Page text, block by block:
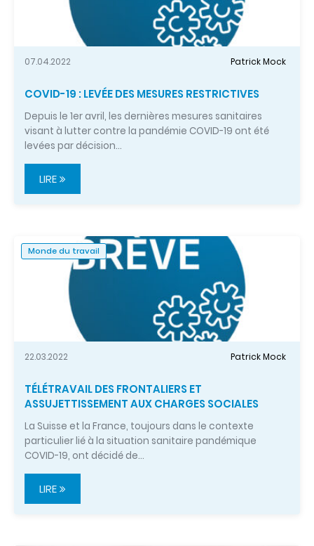
07.04.2022 Patrick Mock
COVID-19 : LEVÉE DES MESURES RESTRICTIVES
Depuis le 1er avril, les dernières mesures sanitaires
visant à lutter contre la pandémie COVID-19 ont été
levées par décision…
LIRE
Monde du travail
22.03.2022 Patrick Mock
TÉLÉTRAVAIL DES FRONTALIERS ET
ASSUJETTISSEMENT AUX CHARGES SOCIALES
La Suisse et la France, toujours dans le contexte
particulier lié à la situation sanitaire pandémique
COVID-19, ont décidé de…
LIRE